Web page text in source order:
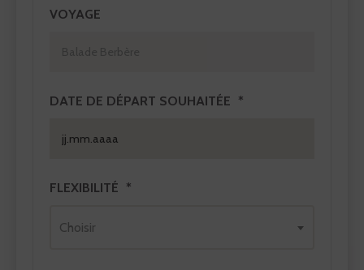
VOYAGE
DATE DE DÉPART SOUHAITÉE
FLEXIBILITÉ
Choisir